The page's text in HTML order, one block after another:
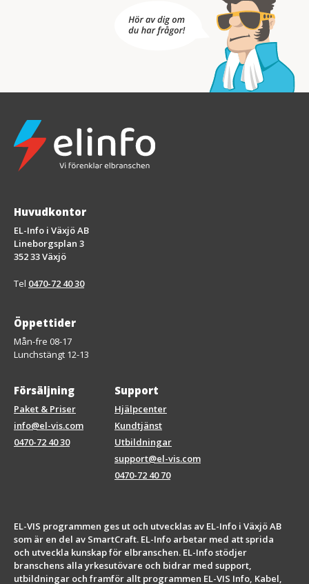
Huvudkontor
EL-Info i Växjö AB
Lineborgsplan 3
352 33 Växjö
Tel 0470-72 40 30
Försäljning
Paket & Priser
info@el-vis.com
0470-72 40 30
Support
Hjälpcenter
Kundtjänst
Utbildningar
support@el-vis.com
0470-72 40 70
Öppettider
Mån-fre 08-17
Lunchstängt 12-13
EL-VIS programmen ges ut och utvecklas av EL-Info i Växjö AB
som är en del av SmartCraft. EL-Info arbetar med att sprida
och utveckla kunskap för elbranschen. EL-Info stödjer
branschens alla yrkesutövare och bidrar med support,
utbildningar och framför allt programmen EL-VIS Info, Kabel,